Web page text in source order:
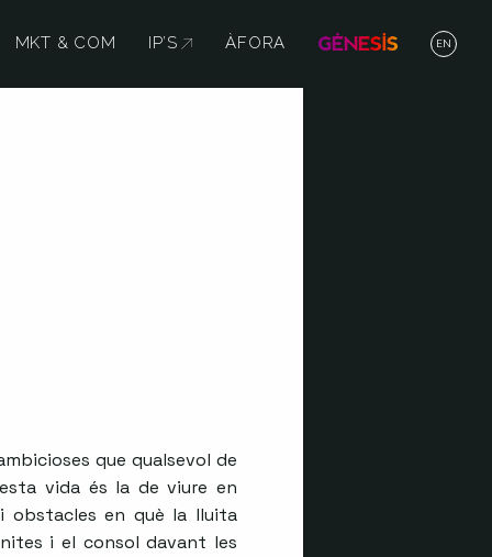
MKT & COM IP’S ABRE EN NUEVA VENTANA
ÀFORA EN
que qualsevol de
vida és la de viure en
obstacles en què la lluita
i el consol davant les